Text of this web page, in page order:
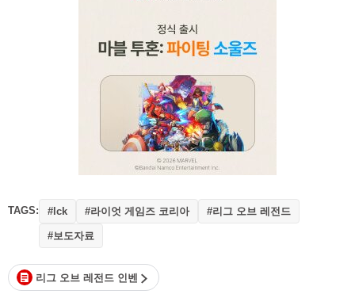
TAGS: #lck #라이엇 게임즈 코리아 #리그 오브 레전드
#보도자료
리그 오브 레전드 인벤